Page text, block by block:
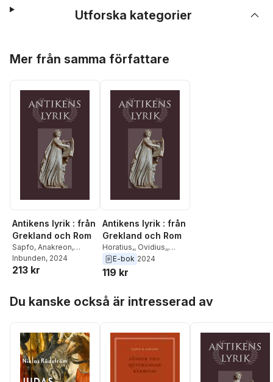
Utforska kategorier
Mer från samma författare
Antikens lyrik : från
Grekland och Rom
Sapfo, Anakreon,
Pindaros, Vergilius
Horatius
Inbunden, 2024
213 kr
Antikens lyrik : från
Grekland och Rom
Horatius,, Ovidius,,
Vergilius, ,Sapfo,
Anakreon,
E-bok 2024
119 kr
Du kanske också är intresserad av